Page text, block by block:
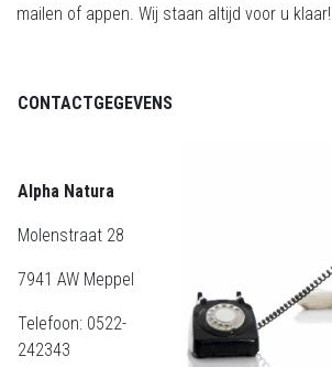
mailen of appen. Wij staan altijd voor u klaar!
CONTACTGEGEVENS
Alpha Natura
Molenstraat 28
7941 AW Meppel
Telefoon: 0522-
242343